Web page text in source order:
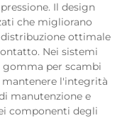
Il design
che migliorano
ottimale
Nei sistemi
per scambi
l'integrità
manutenzione e
componenti degli